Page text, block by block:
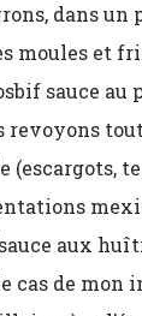
dans
moules et
sauce au
revoyons
(escargots,
aux
cas de